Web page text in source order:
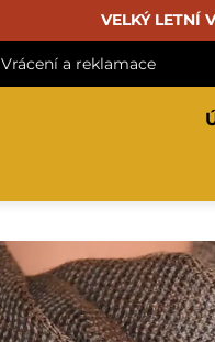
VELKÝ LETNÍ
Vrácení a reklamace